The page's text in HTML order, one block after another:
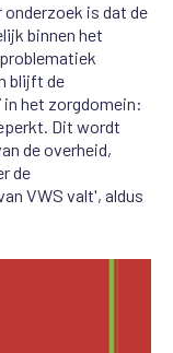
onderzoek is dat de
binnen het
blijft de
in het zorgdomein:
Dit wordt
de overheid,
de
VWS valt', aldus